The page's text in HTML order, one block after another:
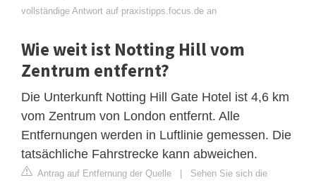
vollständige Antwort auf praxistipps.focus.de an
Wie weit ist Notting Hill vom
Zentrum entfernt?
Die Unterkunft Notting Hill Gate Hotel ist 4,6 km
vom Zentrum von London entfernt. Alle
Entfernungen werden in Luftlinie gemessen. Die
tatsächliche Fahrstrecke kann abweichen.
Antrag auf Entfernung der Quelle | Sehen Sie sich die